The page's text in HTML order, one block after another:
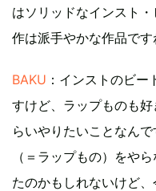
はソリッドなインスト
作は派手やかな作品です
BAKU ：インストのビ
すけど、ラップものも
らいやりたいことなん
（＝ラップもの）をや
たのかもしれないけど